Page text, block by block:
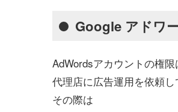
Google アドワ
AdWordsアカウントの権限
代理店に広告運用を依頼
その際は